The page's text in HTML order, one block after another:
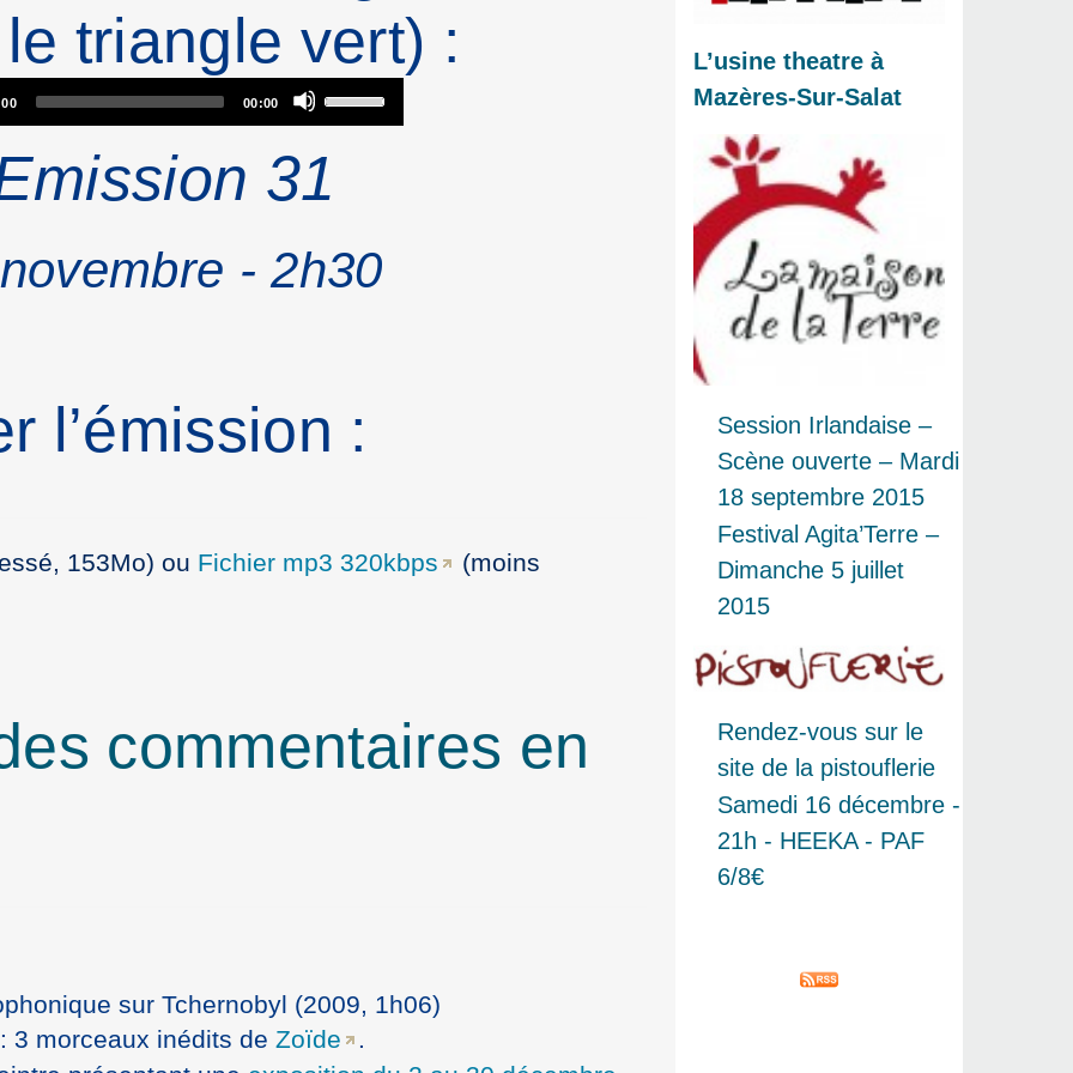
triangle vert) :
Audio
Player
00:00
Use
Up/Down
Arrow
to
or
volume.
31
- 2h30
l’émission :
153Mo) ou Fichier mp3 320kbps (moins
commentaires en
sur Tchernobyl (2009, 1h06)
3 morceaux inédits de Zoïde
.
L’usine theatre à
Mazères-Sur-Salat
Session Irlandaise –
Scène ouverte – Mardi
18 septembre 2015
Festival Agita’Terre –
Dimanche 5 juillet
2015
Rendez-vous sur le
site de la pistouflerie
Samedi 16 décembre -
21h - HEEKA - PAF
6/8€